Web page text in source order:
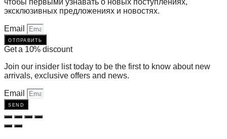
эксклюзивных предложениях и новостях.
Email
отправить
Get a 10% discount
Join our insider list today to be the first to know about new
arrivals, exclusive offers and news.
Email
send